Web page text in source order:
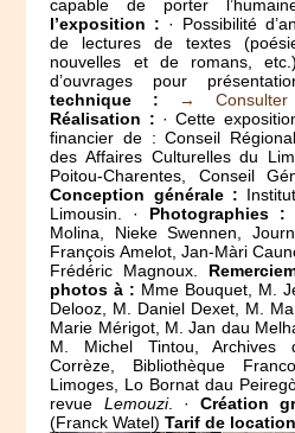
capable de porter
l’exposition : · Possibilité
de lectures de textes
nouvelles et de romans,
d’ouvrages pour
technique :
→
Réalisation : · Cette
financier de : Conseil
des Affaires Culturelles du
Poitou-Charentes, Conseil
Conception générale :
Limousin. · Photographies :
Molina, Nieke Swennen,
François Amelot, Jan-Màri
Frédéric Magnoux.
photos à : Mme Bouquet, M.
Delooz, M. Daniel Dexet, M.
Marie Mérigot, M. Jan dau
M. Michel Tintou, Archives
Corrèze, Bibliothèque
Limoges, Lo Bornat dau
revue Lemouzi. · Création
(Franck Watel)Tarif de